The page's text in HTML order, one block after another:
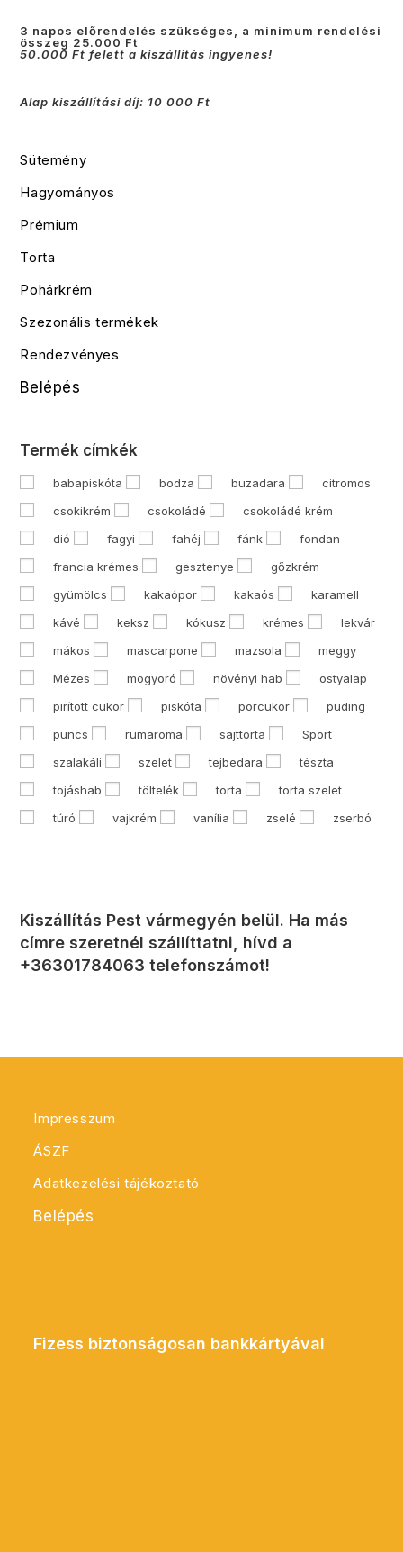
3 napos előrendelés szükséges, a minimum rendelési
összeg 25.000 Ft
50.000 Ft felett a kiszállítás ingyenes!
Alap kiszállítási díj: 10 000 Ft
Sütemény
Hagyományos
Prémium
Torta
Pohárkrém
Szezonális termékek
Rendezvényes
Belépés
Termék címkék
babapiskóta bodza buzadara
citromos
csokikrém
csokoládé
csokoládé krém
dió
fagyi fahéj fánk
fondan
francia krémes
gesztenye
gőzkrém
gyümölcs
kakaópor kakaós
karamell
kávé
keksz kókusz krémes
lekvár
mákos
mascarpone mazsola
meggy
Mézes
mogyoró növényi hab
ostyalap
pirított cukor
piskóta porcukor
puding
puncs
rumaroma sajttorta
Sport
szalakáli
szelet tejbedara
tészta
tojáshab
töltelék torta
torta szelet
túró
vajkrém vanília zselé zserbó
Kiszállítás Pest vármegyén belül. Ha más
címre szeretnél szállíttatni, hívd a
+36301784063 telefonszámot!
Impresszum
ÁSZF
Adatkezelési tájékoztató
Belépés
Fizess biztonságosan bankkártyával